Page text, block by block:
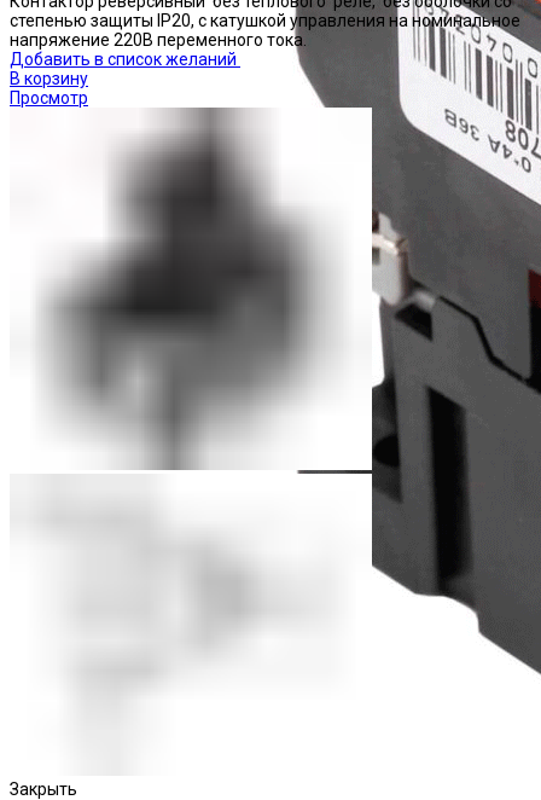
степенью защиты IP20, с катушкой управления на номинальное
напряжение 220В переменного тока.
Добавить в список желаний
В корзину
Просмотр
Закрыть